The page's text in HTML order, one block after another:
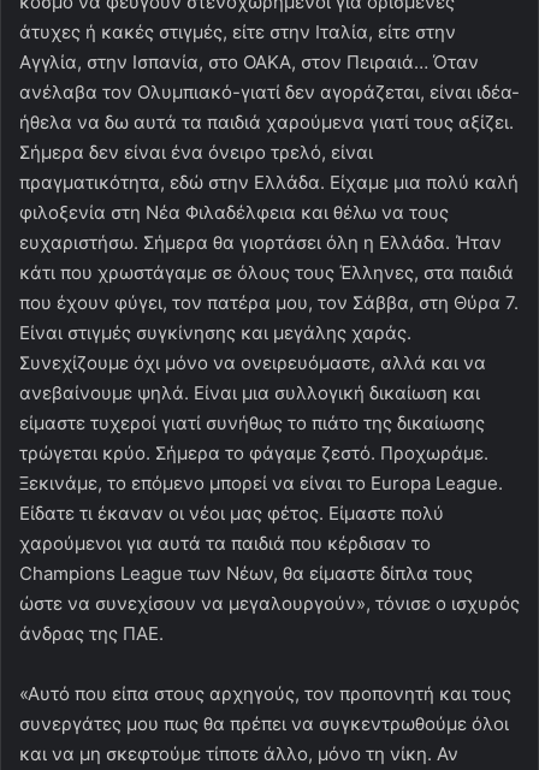
άτυχες ή κακές στιγμές, είτε στην Ιταλία, είτε στην
Αγγλία, στην Ισπανία, στο ΟΑΚΑ, στον Πειραιά… Όταν
ανέλαβα τον Ολυμπιακό-γιατί δεν αγοράζεται, είναι ιδέα-
ήθελα να δω αυτά τα παιδιά χαρούμενα γιατί τους αξίζει.
Σήμερα δεν είναι ένα όνειρο τρελό, είναι
πραγματικότητα, εδώ στην Ελλάδα. Είχαμε μια πολύ καλή
φιλοξενία στη Νέα Φιλαδέλφεια και θέλω να τους
ευχαριστήσω. Σήμερα θα γιορτάσει όλη η Ελλάδα. Ήταν
κάτι που χρωστάγαμε σε όλους τους Έλληνες, στα παιδιά
που έχουν φύγει, τον πατέρα μου, τον Σάββα, στη Θύρα 7.
Είναι στιγμές συγκίνησης και μεγάλης χαράς.
Συνεχίζουμε όχι μόνο να ονειρευόμαστε, αλλά και να
ανεβαίνουμε ψηλά. Είναι μια συλλογική δικαίωση και
είμαστε τυχεροί γιατί συνήθως το πιάτο της δικαίωσης
τρώγεται κρύο. Σήμερα το φάγαμε ζεστό. Προχωράμε.
Ξεκινάμε, το επόμενο μπορεί να είναι το Europa League.
Είδατε τι έκαναν οι νέοι μας φέτος. Είμαστε πολύ
χαρούμενοι για αυτά τα παιδιά που κέρδισαν το
Champions League των Νέων, θα είμαστε δίπλα τους
ώστε να συνεχίσουν να μεγαλουργούν», τόνισε ο ισχυρός
άνδρας της ΠΑΕ.
«Αυτό που είπα στους αρχηγούς, τον προπονητή και τους
συνεργάτες μου πως θα πρέπει να συγκεντρωθούμε όλοι
και να μη σκεφτούμε τίποτε άλλο, μόνο τη νίκη. Αν